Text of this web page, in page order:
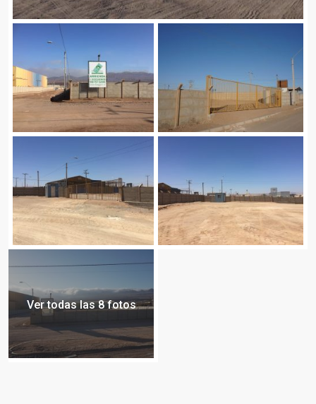
Ver todas las 8 fotos